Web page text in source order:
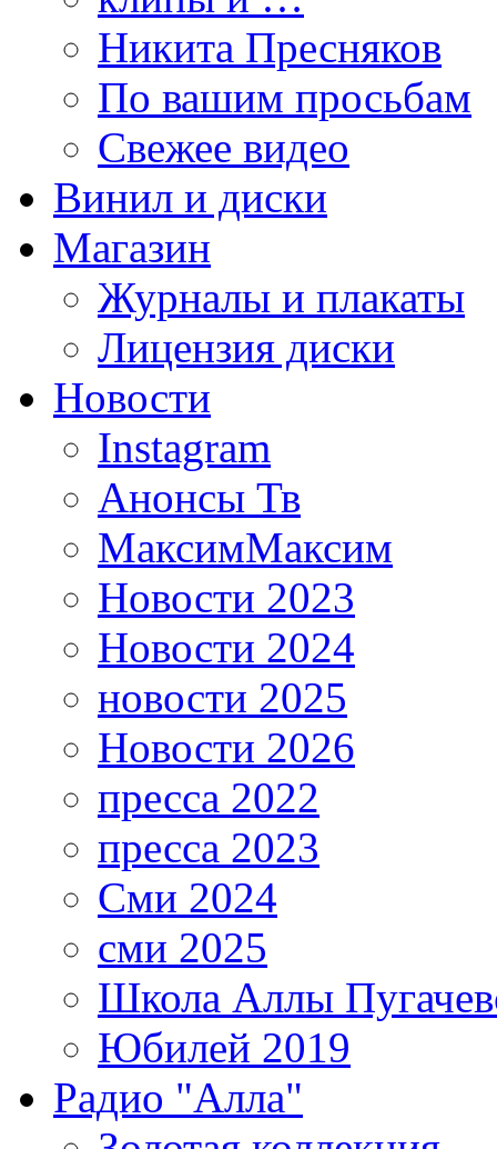
Никита Пресняков
По вашим просьбам
Свежее видео
Винил и диски
Магазин
Журналы и плакаты
Лицензия диски
Новости
Instagram
Анонсы Тв
МаксимМаксим
Новости 2023
Новости 2024
новости 2025
Новости 2026
пресса 2022
пресса 2023
Сми 2024
сми 2025
Школа Аллы
Юбилей 2019
Радио "Алла"